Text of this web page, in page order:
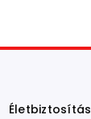
Életbiztosítás